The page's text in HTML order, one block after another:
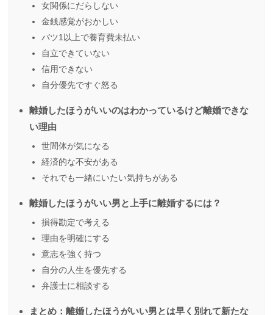
女関係にだらしない
金銭感覚がおかしい
バツ1以上で養育費未払い
自立できていない
信用できない
自分優先ですぐ怒る
離婚したほうがいいのはわかっているけど離婚できな
い理由
世間体が気になる
経済的な不安がある
それでも一緒にいたい気持ちがある
離婚したほうがいい男と上手に離婚するには？
損得勘定で考える
理由を明確にする
意志を強く持つ
自分の人生を優先する
弁護士に相談する
まとめ：離婚したほうがいい男とは早く別れて新たな